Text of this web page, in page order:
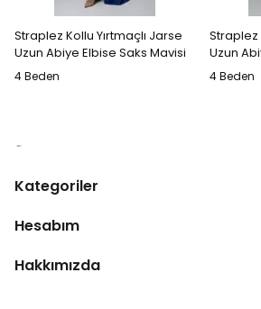
Straplez Kollu Yırtmaçlı Jarse
Uzun Abiye Elbise Saks Mavisi
4 Beden
Straplez
Uzun
4 Beden
Kategoriler
Hesabım
Hakkımızda